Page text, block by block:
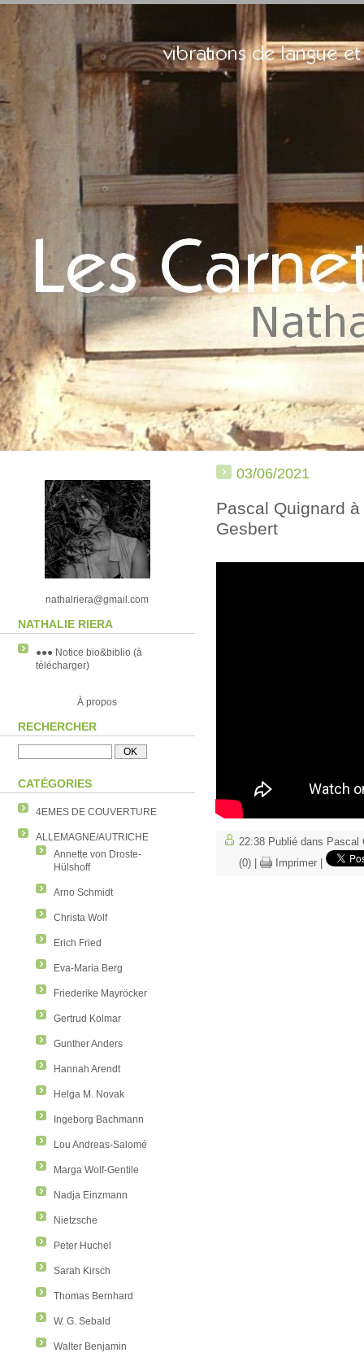
nathalriera@gmail.com
NATHALIE RIERA
●●● Notice bio&biblio (à
télécharger)
À propos
RECHERCHER
CATÉGORIES
4EMES DE COUVERTURE
ALLEMAGNE/AUTRICHE
Annette von Droste-
Hülshoff
Arno Schmidt
Christa Wolf
Erich Fried
Eva-Maria Berg
Friederike Mayröcker
Gertrud Kolmar
Gunther Anders
Hannah Arendt
Helga M. Novak
Ingeborg Bachmann
Lou Andreas-Salomé
Marga Wolf-Gentile
Nadja Einzmann
Nietzsche
Peter Huchel
Sarah Kirsch
Thomas Bernhard
W. G. Sebald
Walter Benjamin
03/06/2021
Pascal Quignard
Gesbert
22:38 Publié dans Pascal
(0)
Imprimer